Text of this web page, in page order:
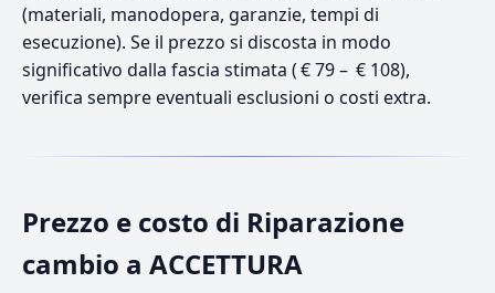
(materiali, manodopera, garanzie, tempi di
esecuzione). Se il prezzo si discosta in modo
significativo dalla fascia stimata ( € 79 – € 108),
verifica sempre eventuali esclusioni o costi extra.
Prezzo e costo di Riparazione
cambio a ACCETTURA